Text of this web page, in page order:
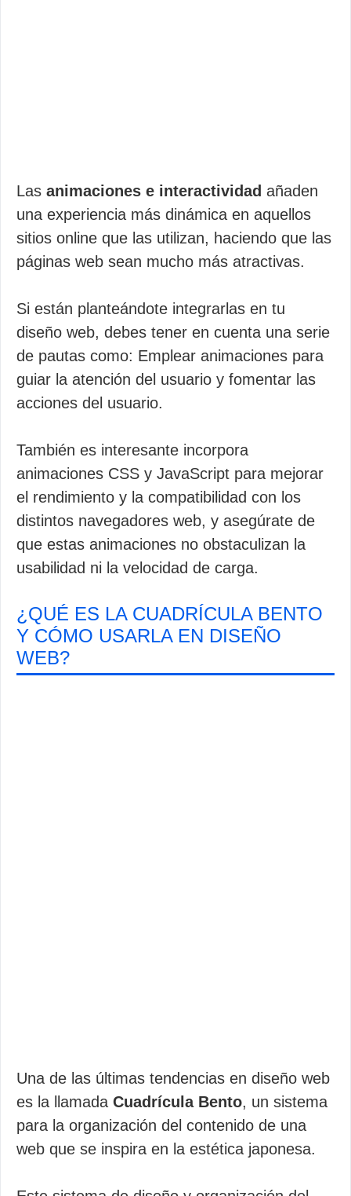
Las animaciones e interactividad añaden
una experiencia más dinámica en aquellos
sitios online que las utilizan, haciendo que las
páginas web sean mucho más atractivas.
Si están planteándote integrarlas en tu
diseño web, debes tener en cuenta una serie
de pautas como: Emplear animaciones para
guiar la atención del usuario y fomentar las
acciones del usuario.
También es interesante incorpora
animaciones CSS y JavaScript para mejorar
el rendimiento y la compatibilidad con los
distintos navegadores web, y asegúrate de
que estas animaciones no obstaculizan la
usabilidad ni la velocidad de carga.
¿QUÉ ES LA CUADRÍCULA BENTO
Y CÓMO USARLA EN DISEÑO
WEB?
Una de las últimas tendencias en diseño web
es la llamada Cuadrícula Bento, un sistema
para la organización del contenido de una
web que se inspira en la estética japonesa.